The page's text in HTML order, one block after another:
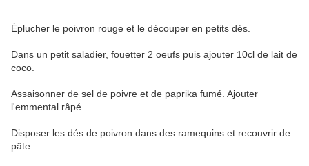
Éplucher le poivron rouge et le découper en petits dés.
Dans un petit saladier, fouetter 2 oeufs puis ajouter 10cl de lait de
coco.
Assaisonner de sel de poivre et de paprika fumé. Ajouter
l'emmental râpé.
Disposer les dés de poivron dans des ramequins et recouvrir de
pâte.